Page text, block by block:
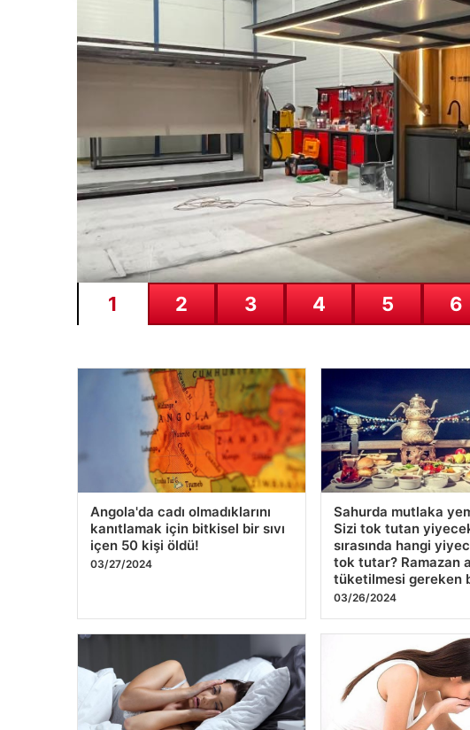
İçişleri Bakanlığı’ndan
Açıklaması
Son zamanlarda ülke genelinde gerçekleştirilen kapsamlı
açıklamada bulundu. Son…
1 2 3 4 5 6
Angola'da cadı olmadıklarını
içen 50 kişi öldü!
03/27/2024
Sahurda mutlaka
sırasında hangi
tok tutar? Ramazan
tüketilmesi gereken
03/26/2024